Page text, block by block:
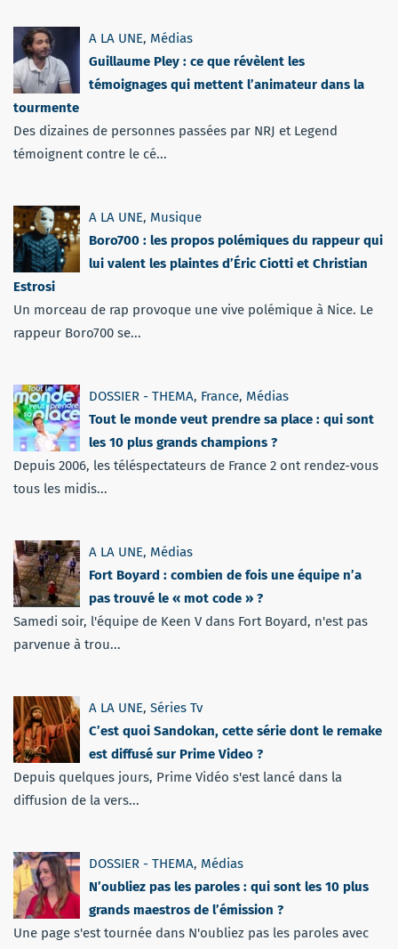
A LA UNE, Médias
Guillaume Pley : ce que révèlent les
témoignages qui mettent l’animateur dans la
tourmente
Des dizaines de personnes passées par NRJ et Legend
témoignent contre le cé...
A LA UNE, Musique
Boro700 : les propos polémiques du rappeur qui
lui valent les plaintes d’Éric Ciotti et Christian
Estrosi
Un morceau de rap provoque une vive polémique à Nice. Le
rappeur Boro700 se...
DOSSIER - THEMA, France, Médias
Tout le monde veut prendre sa place : qui sont
les 10 plus grands champions ?
Depuis 2006, les téléspectateurs de France 2 ont rendez-vous
tous les midis...
A LA UNE, Médias
Fort Boyard : combien de fois une équipe n’a
pas trouvé le « mot code » ?
Samedi soir, l'équipe de Keen V dans Fort Boyard, n'est pas
parvenue à trou...
A LA UNE, Séries Tv
C’est quoi Sandokan, cette série dont le remake
est diffusé sur Prime Video ?
Depuis quelques jours, Prime Vidéo s'est lancé dans la
diffusion de la vers...
DOSSIER - THEMA, Médias
N’oubliez pas les paroles : qui sont les 10 plus
grands maestros de l’émission ?
Une page s'est tournée dans N'oubliez pas les paroles avec